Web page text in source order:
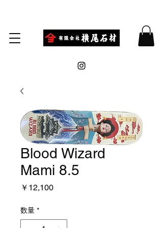
Blood Wizard
Mami 8.5
￥12,100価
数量 *